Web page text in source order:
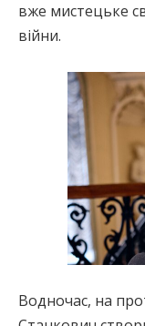
вже мистецьке
війни.
Водночас, на